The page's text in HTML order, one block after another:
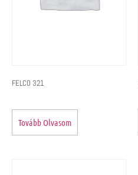
FELCO 321
Tovább Olvasom